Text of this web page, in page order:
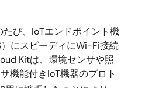
び、IoTエンドポイント機
にスピーディにWi-Fi接続
Kitは、環境センサや照
機能付きIoT機器のプロト